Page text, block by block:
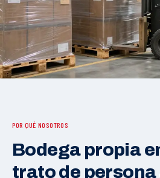
POR QUÉ NOSOTROS
Bodega propia
trato de persona